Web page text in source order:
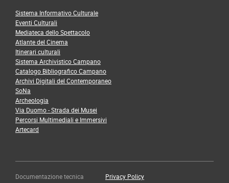
Sistema Informativo Culturale
Eventi Culturali
Mediateca dello Spettacolo
Atlante del Cinema
Itinerari culturali
Sistema Archivistico Campano
Catalogo Bibliografico Campano
Archivi Digitali del Contemporaneo
SoNa
Archeologia
Via Duomo - Strada dei Musei
Percorsi Multimediali e Immersivi
Artecard
Documentazione tecnica Privacy Policy